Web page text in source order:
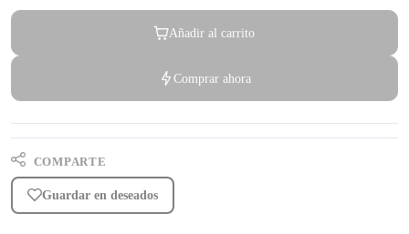
Añadir al carrito
Comprar ahora
COMPARTE
Guardar en deseados